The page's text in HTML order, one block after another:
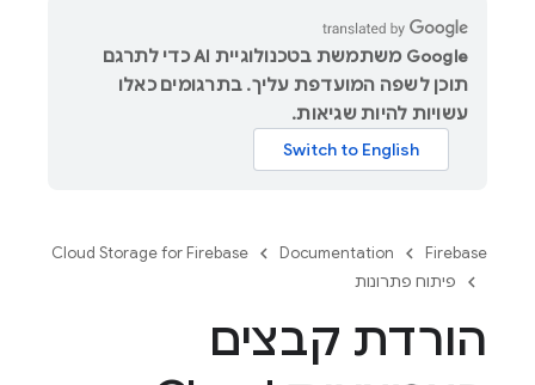
‫Google משתמשת בטכנולוגיית AI כדי לתרגם
תוכן לשפה המועדפת עליך. בתרגומים כאלו
עשויות להיות שגיאות.
Firebase
Documentation
Cloud Storage for Firebase
פיתוח פתרונות
הורדת קבצים